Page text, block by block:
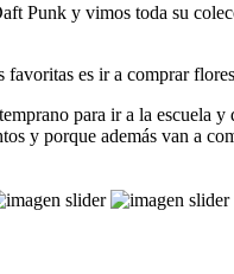
Punk y vimos toda su
favoritas es ir a comprar
para ir a la escuela
y porque además van a